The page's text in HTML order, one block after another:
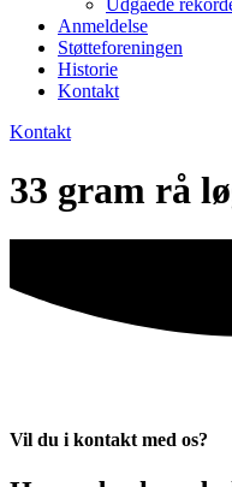
Udgåede
Anmeldelse
Støtteforeningen
Historie
Kontakt
Kontakt
33 gram rå
Vil du i kontakt med os?